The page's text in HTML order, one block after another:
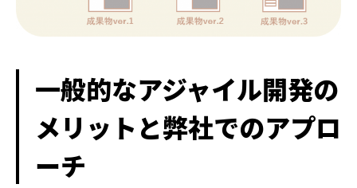
一般的なアジャイル開発の
メリットと弊社でのアプロ
ーチ